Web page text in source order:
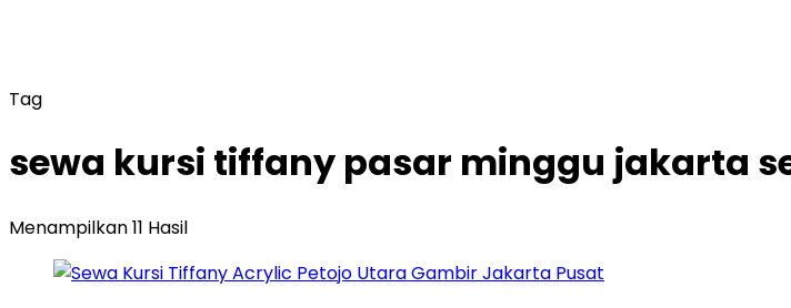
Tag
sewa kursi tiffany pasar minggu jakarta
Menampilkan 11 Hasil